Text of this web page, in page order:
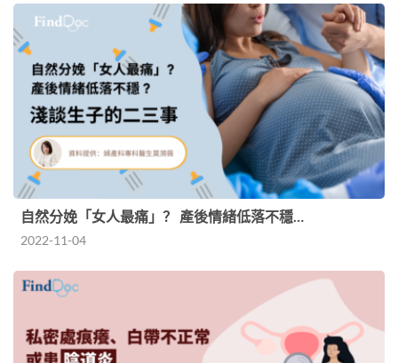
自然分娩「女人最痛」？ 產後情緒低落不穩…
2022-11-04